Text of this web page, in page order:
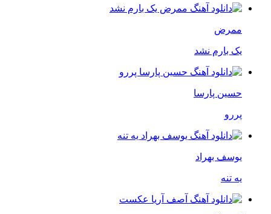
ممرض
یک بارم نشد
حسین پارسا
پررو
یوسف بهراد
یه تنه